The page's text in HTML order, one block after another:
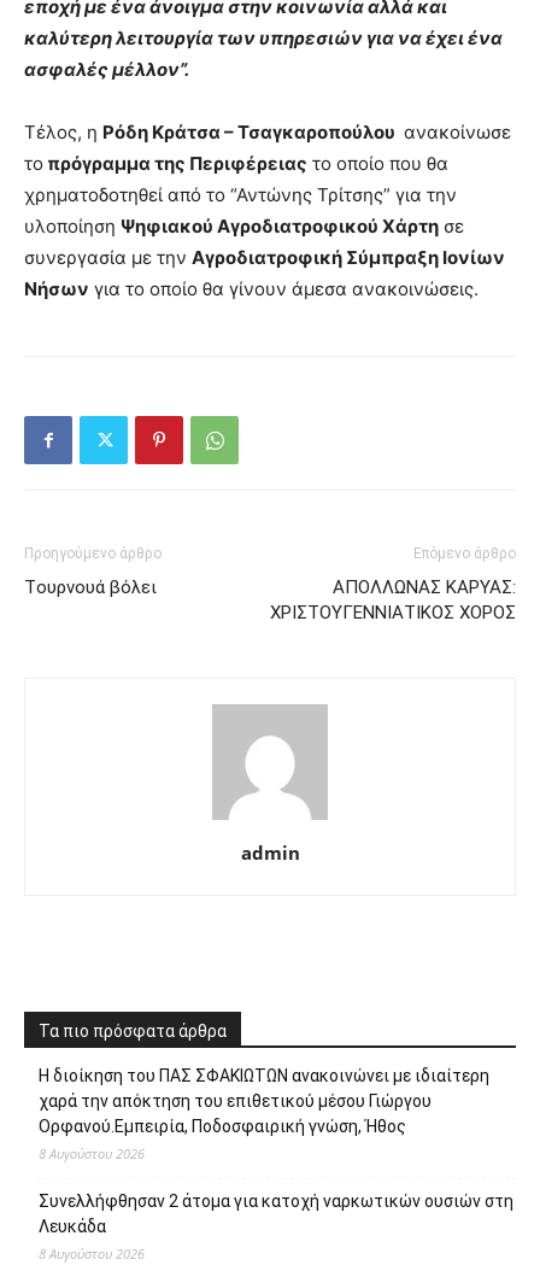
εποχή με ένα άνοιγμα στην κοινωνία αλλά και
καλύτερη λειτουργία των υπηρεσιών για να έχει ένα
ασφαλές μέλλον”.
Τέλος, η Ρόδη Κράτσα – Τσαγκαροπούλου ανακοίνωσε
το πρόγραμμα της Περιφέρειας το οποίο που θα
χρηματοδοτηθεί από το “Αντώνης Τρίτσης” για την
υλοποίηση Ψηφιακού Αγροδιατροφικού Χάρτη σε
συνεργασία με την Αγροδιατροφική Σύμπραξη Ιονίων
Νήσων για το οποίο θα γίνουν άμεσα ανακοινώσεις.
Προηγούμενο άρθρο
Tουρνουά βόλει
Επόμενο άρθρο
ΑΠΟΛΛΩΝΑΣ ΚΑΡΥΑΣ:
ΧΡΙΣΤΟΥΓΕΝΝΙΑΤΙΚΟΣ ΧΟΡΟΣ
admin
Τα πιο πρόσφατα άρθρα
Η διοίκηση του ΠΑΣ ΣΦΑΚΙΩΤΩΝ ανακοινώνει με ιδιαίτερη
χαρά την απόκτηση του επιθετικού μέσου Γιώργου
Ορφανού.Εμπειρία, Ποδοσφαιρική γνώση, Ήθος
8 Αυγούστου 2026
Συνελλήφθησαν 2 άτομα για κατοχή ναρκωτικών ουσιών στη
Λευκάδα
8 Αυγούστου 2026